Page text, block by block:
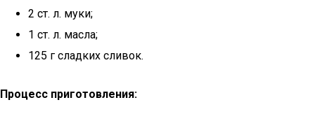
2 ст. л. муки;
1 ст. л. масла;
125 г сладких сливок.
Процесс приготовления: